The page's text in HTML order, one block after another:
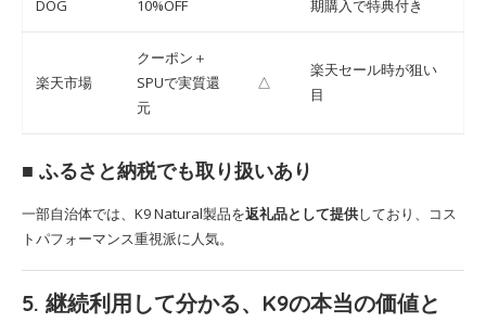
DOG 10%OFF 期購入で特典付き
楽天市場
クーポン＋
SPUで実質還
元
△
楽天セール時が狙い
目
■ ふるさと納税でも取り扱いあり
一部自治体では、K9 Natural製品を返礼品として提供しており、コス
トパフォーマンス重視派に人気。
5. 継続利用して分かる、K9の本当の価値と